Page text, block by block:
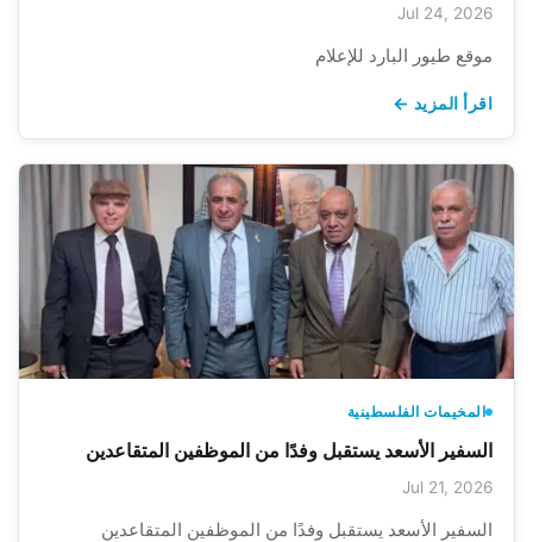
Jul 24, 2026
موقع طيور البارد للإعلام
اقرأ المزيد ←
المخيمات الفلسطينية
السفير الأسعد يستقبل وفدًا من الموظفين المتقاعدين
Jul 21, 2026
السفير الأسعد يستقبل وفدًا من الموظفين المتقاعدين